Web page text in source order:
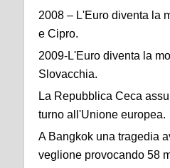
2008 – L'Euro diventa la
e Cipro.
2009-L'Euro diventa la
Slovacchia.
La Repubblica Ceca
turno all'Unione europea.
A Bangkok una tragedia
veglione provocando 58